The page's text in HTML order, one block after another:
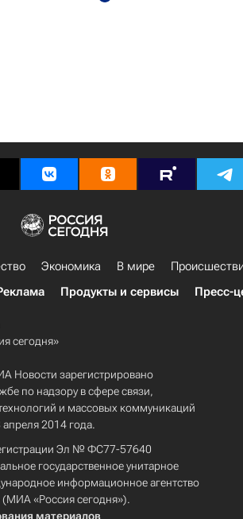
Экономика В мире
Продукты и сервисы Пресс-
сегодня»
Новости зарегистрировано
по надзору в сфере связи,
и массовых коммуникаций
2014 года.
Эл № ФС77-57640
государственное унитарное
информационное агентство
(МИА «Россия сегодня»).
материалов